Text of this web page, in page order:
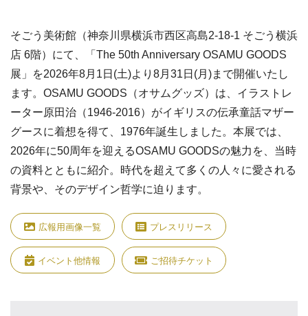
そごう美術館（神奈川県横浜市西区高島2-18-1 そごう横浜
店 6階）にて、「The 50th Anniversary OSAMU GOODS
展」を2026年8月1日(土)より8月31日(月)まで開催いたし
ます。OSAMU GOODS（オサムグッズ）は、イラストレ
ーター原田治（1946-2016）がイギリスの伝承童話マザー
グースに着想を得て、1976年誕生しました。本展では、
2026年に50周年を迎えるOSAMU GOODSの魅力を、当時
の資料とともに紹介。時代を超えて多くの人々に愛される
背景や、そのデザイン哲学に迫ります。
広報用画像一覧 プレスリリース
イベント他情報 ご招待チケット